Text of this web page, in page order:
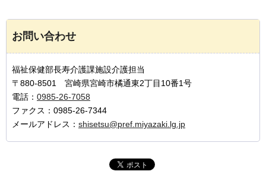
お問い合わせ
福祉保健部長寿介護課施設介護担当
〒880-8501 宮崎県宮崎市橘通東2丁目10番1号
電話： 0985-26-7058
ファクス：0985-26-7344
メールアドレス： shisetsu@pref.miyazaki.lg.jp